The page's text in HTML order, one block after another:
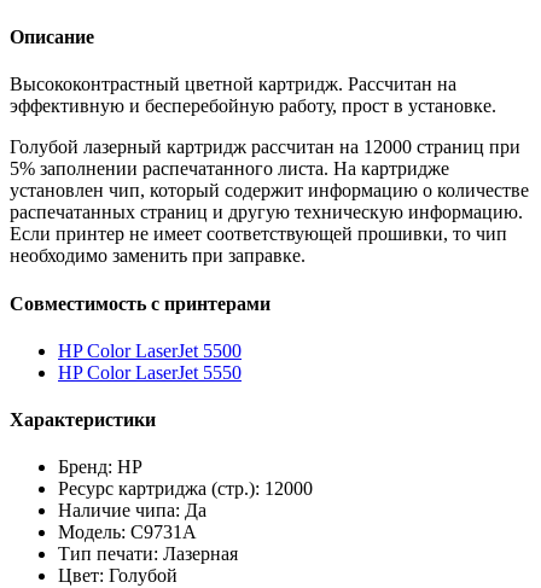
Описание
Высококонтрастный цветной картридж. Рассчитан на
эффективную и бесперебойную работу, прост в установке.
Голубой лазерный картридж рассчитан на 12000 страниц при
5% заполнении распечатанного листа. На картридже
установлен чип, который содержит информацию о количестве
распечатанных страниц и другую техническую информацию.
Если принтер не имеет соответствующей прошивки, то чип
необходимо заменить при заправке.
Совместимость с принтерами
HP Color LaserJet 5500
HP Color LaserJet 5550
Характеристики
Бренд: HP
Ресурс картриджа (стр.): 12000
Наличие чипа: Да
Модель: C9731A
Тип печати: Лазерная
Цвет: Голубой